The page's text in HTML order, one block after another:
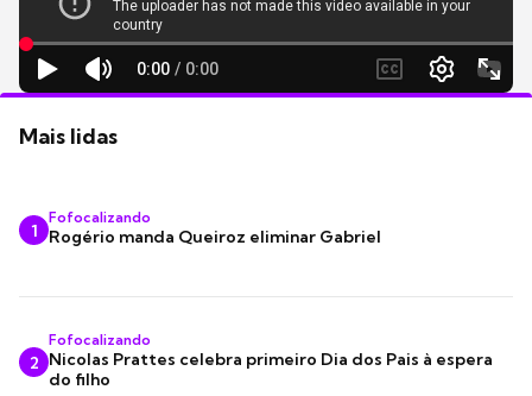
Mais lidas
1
Fofocalizando
Rogério manda Queiroz eliminar Gabriel
2
Fofocalizando
Nicolas Prattes celebra primeiro Dia dos Pais à espera
do filho